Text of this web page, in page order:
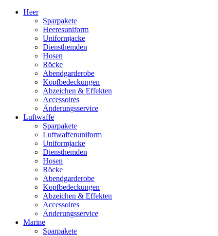
Heer
Sparpakete
Heeresuniform
Uniformjacke
Diensthemden
Hosen
Röcke
Abendgarderobe
Kopfbedeckungen
Abzeichen & Effekten
Accessoires
Änderungsservice
Luftwaffe
Sparpakete
Luftwaffenuniform
Uniformjacke
Diensthemden
Hosen
Röcke
Abendgarderobe
Kopfbedeckungen
Abzeichen & Effekten
Accessoires
Änderungsservice
Marine
Sparpakete